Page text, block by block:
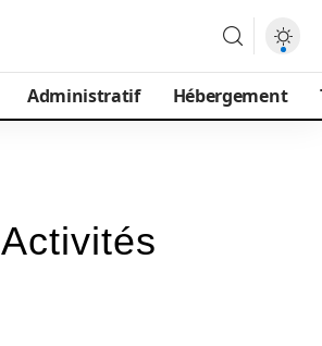
Administratif Hébergement
Activités